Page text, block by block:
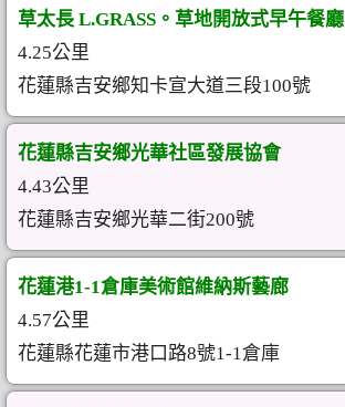
草太長 L.GRASS。草地開放式早午餐廳
4.25公里
花蓮縣吉安鄉知卡宣大道三段100號
花蓮縣吉安鄉光華社區發展協會
4.43公里
花蓮縣吉安鄉光華二街200號
花蓮港1-1倉庫美術館維納斯藝廊
4.57公里
花蓮縣花蓮市港口路8號1-1倉庫